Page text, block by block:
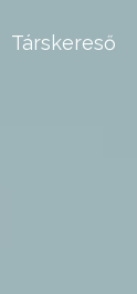
Társkereső